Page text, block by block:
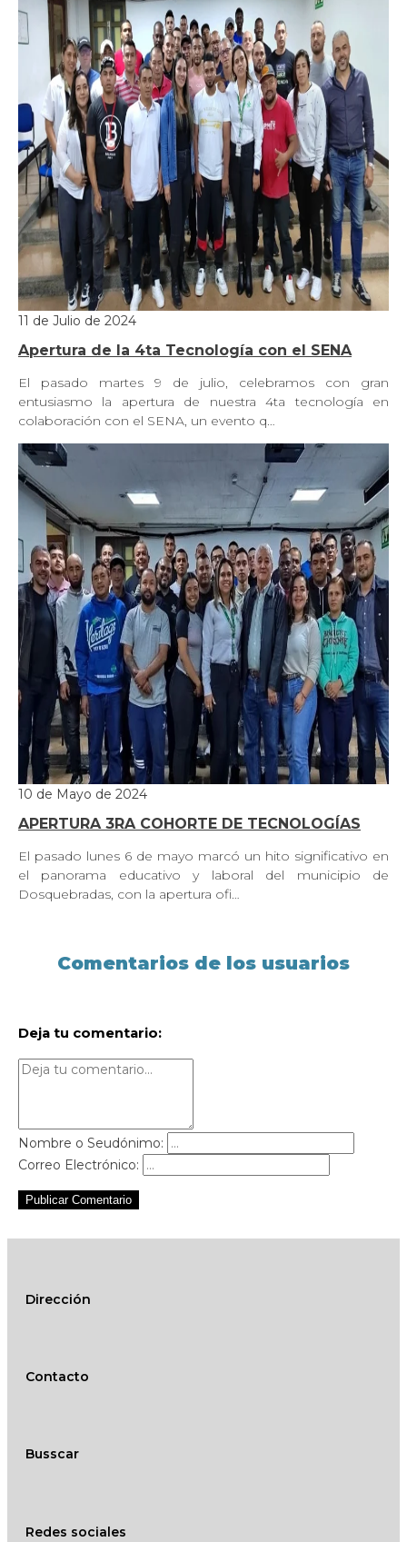
11 de Julio de 2024
Apertura de la 4ta Tecnología con el SENA
El pasado martes 9 de julio, celebramos con gran
entusiasmo la apertura de nuestra 4ta tecnología en
colaboración con el SENA, un evento q…
10 de Mayo de 2024
APERTURA 3RA COHORTE DE TECNOLOGÍAS
El pasado lunes 6 de mayo marcó un hito significativo en
el panorama educativo y laboral del municipio de
Dosquebradas, con la apertura ofi…
Comentarios de los usuarios
Deja tu comentario:
Nombre o Seudónimo:
Correo Electrónico:
Publicar Comentario
Dirección
Contacto
Busscar
Redes sociales